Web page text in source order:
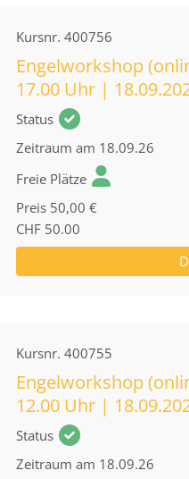
Kursnr. 400756
Engelworkshop
17.00 Uhr |
Status
Zeitraum am 18.09.26
Freie Plätze
Preis 50,00 €
CHF 50.00
Kursnr. 400755
Engelworkshop
12.00 Uhr |
Status
Zeitraum am 18.09.26